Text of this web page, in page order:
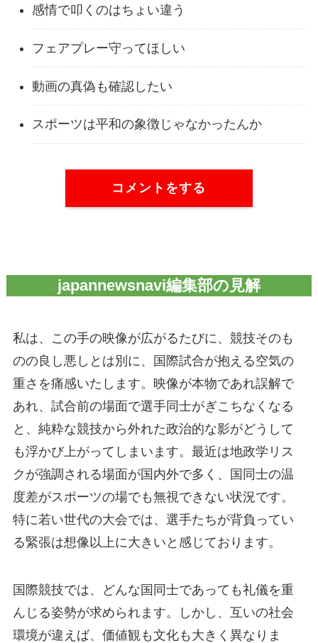
感情で叩くのはちょい違う
フェアプレー守ってほしい
動画の真偽も確認したい
スポーツは平和の象徴じゃなかったんか
コメントをする
japannewsnavi編集部の見解
私は、この手の映像が広がるたびに、競技そのも
のの良し悪しとは別に、国際試合が抱える空気の
重さを痛感いたします。映像が本物であれ誤解で
あれ、試合前の場面で選手同士がぎこちなくなる
と、純粋な競技から外れた政治的な影がどうして
も浮かび上がってしまいます。最近は地政学リス
クが強調される場面が国内外で多く、国同士の温
度差がスポーツの場でも無視できない状況です。
特に若い世代の大会では、選手たちが背負ってい
る緊張は想像以上に大きいと感じております。
国際競技では、どんな国同士であっても礼儀を重
んじる姿勢が求められます。しかし、互いの社会
環境が違えば、価値観も文化も大きく異なりま